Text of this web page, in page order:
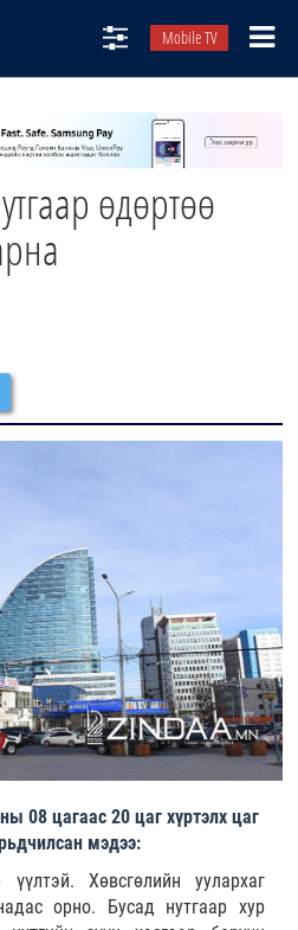
Mobile TV
өдөртөө
08 цагаас 20 цаг хүртэлх цаг
мэдээ:
үүлтэй. Хөвсгөлийн уулархаг
орно. Бусад нутгаар хур